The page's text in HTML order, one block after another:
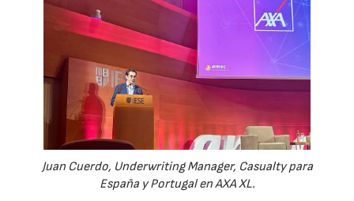
Juan Cuerdo, Underwriting Manager, Casualty para
España y Portugal en AXA XL.